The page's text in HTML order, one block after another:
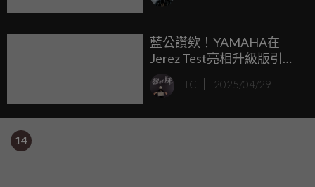
藍公讚欸！YAMAHA在
Jerez Test亮相升級版引
擎，獲得車手一致好評！
TC 2025/04/29
14